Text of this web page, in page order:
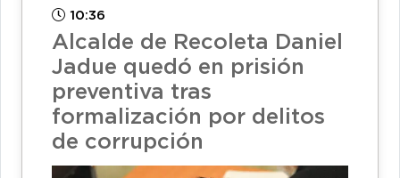
10:36
Alcalde de Recoleta Daniel
Jadue quedó en prisión
preventiva tras
formalización por delitos
de corrupción